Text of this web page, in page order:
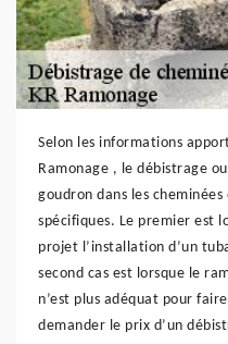
Selon les informations
Ramonage , le débistrage
goudron dans les
spécifiques. Le premier est
projet l’installation d’un
second cas est lorsque le
n’est plus adéquat pour
demander le prix d’un